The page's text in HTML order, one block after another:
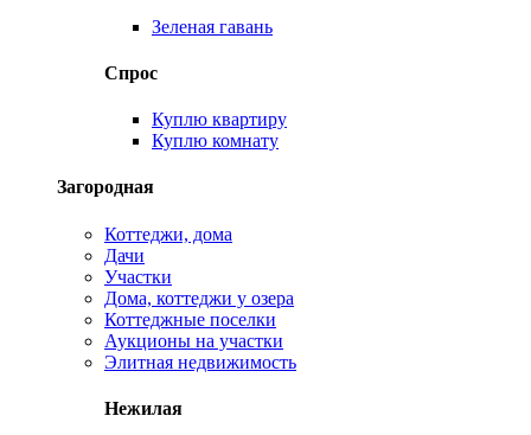
Зеленая гавань
Спрос
Куплю квартиру
Куплю комнату
Загородная
Коттеджи, дома
Дачи
Участки
Дома, коттеджи у озера
Коттеджные поселки
Аукционы на участки
Элитная недвижимость
Нежилая